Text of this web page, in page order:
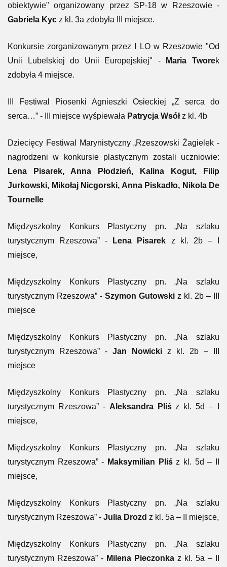
obiektywie" organizowany przez SP-18 w Rzeszowie -
Gabriela Kyc z kl. 3a zdobyła III miejsce.
Konkursie zorganizowanym przez I LO w Rzeszowie "Od
Unii Lubelskiej do Unii Europejskiej" -
Maria Tworek
zdobyła 4 miejsce.
III Festiwal Piosenki Agnieszki Osieckiej „Z serca do
serca…” - III miejsce wyśpiewała Patrycja Wsółz kl. 4b
Dziecięcy Festiwal Marynistyczny „Rzeszowski Żagielek -
nagrodzeni w konkursie plastycznym zostali uczniowie:
Lena Pisarek, Anna Płodzień, Kalina Kogut, Filip
Jurkowski, Mikołaj Nicgorski, Anna Piskadło, Nikola De
Tournelle
Międzyszkolny Konkurs Plastyczny pn. „Na szlaku
turystycznym Rzeszowa” -
Lena Pisarek z kl. 2b – I
miejsce,
Międzyszkolny Konkurs Plastyczny pn. „Na szlaku
turystycznym Rzeszowa” - Szymon Gutowski z kl. 2b – III
miejsce
Międzyszkolny Konkurs Plastyczny pn. „Na szlaku
turystycznym Rzeszowa” - Jan Nowicki z kl. 2b – III
miejsce
Międzyszkolny Konkurs Plastyczny pn. „Na szlaku
turystycznym Rzeszowa” - Aleksandra Pliśz kl. 5d – I
miejsce,
Międzyszkolny Konkurs Plastyczny pn. „Na szlaku
turystycznym Rzeszowa” - Maksymilian Pliśz kl. 5d – II
miejsce,
Międzyszkolny Konkurs Plastyczny pn. „Na szlaku
turystycznym Rzeszowa” - Julia Drozd z kl. 5a – II miejsce,
Międzyszkolny Konkurs Plastyczny pn. „Na szlaku
turystycznym Rzeszowa” - Milena Pieczonka z kl. 5a – II